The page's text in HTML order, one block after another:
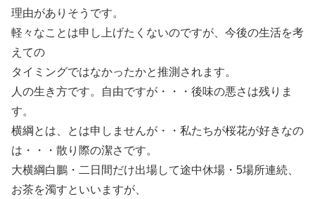
理由がありそうです。
軽々なことは申し上げたくないのですが、今後の生活を考
えての
タイミングではなかったかと推測されます。
人の生き方です。自由ですが・・・後味の悪さは残りま
す。
横綱とは、とは申しませんが・・私たちが桜花が好きなの
は・・・散り際の潔さです。
大横綱白鵬・二日間だけ出場して途中休場・5場所連続、
お茶を濁すといいますが、